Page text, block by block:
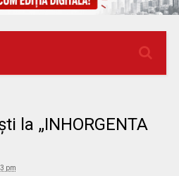
la „INHORGENTA
pm